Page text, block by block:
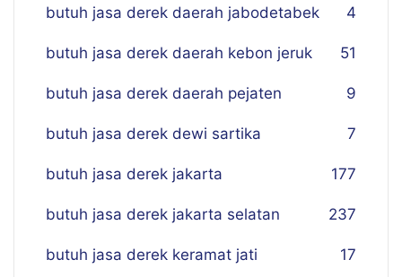
butuh jasa derek daerah jabodetabek 4
butuh jasa derek daerah kebon jeruk 51
butuh jasa derek daerah pejaten 9
butuh jasa derek dewi sartika 7
butuh jasa derek jakarta 177
butuh jasa derek jakarta selatan 237
butuh jasa derek keramat jati 17